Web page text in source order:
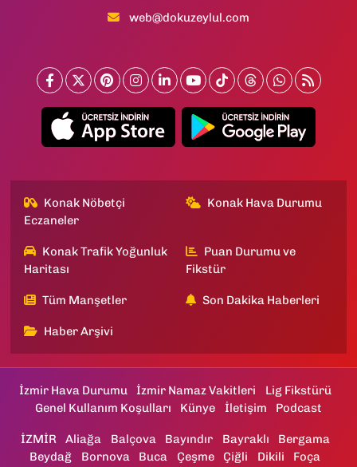
web@dokuzeylul.com
Konak Nöbetçi
Eczaneler
Konak Hava Durumu
Konak Trafik Yoğunluk
Haritası
Puan Durumu ve
Fikstür
Tüm Manşetler Son Dakika Haberleri
Haber Arşivi
İzmir Hava Durumu İzmir Namaz Vakitleri
Lig Fikstürü
Genel Kullanım Koşulları
Künye İletişim Podcast
İZMİR Aliağa Balçova Bayındır Bayraklı
Bergama
Beydağ
Bornova Buca Çeşme Çiğli Dikili Foça